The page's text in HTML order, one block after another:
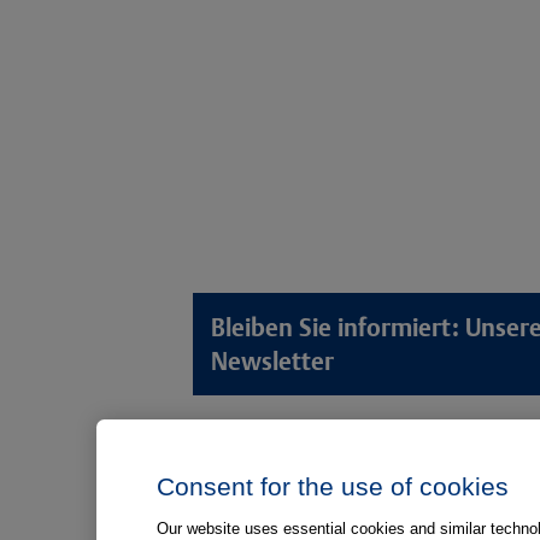
Bleiben Sie informiert:
Newsletter
Anamnese von Patient*innen
Aufnahme von Patient*innen
Digitale
Consent for the use of cookies
Our website uses essential cookies and similar